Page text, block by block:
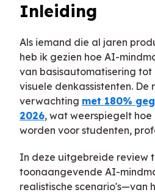
Inleiding
Als iemand die al jaren
heb ik gezien hoe AI-
van basisautomatisering
visuele denkassistenten.
verwachting met 180%
2026, wat weerspiegelt hoe
worden voor studenten,
In deze uitgebreide review
toonaangevende AI-
realistische scenario's—van